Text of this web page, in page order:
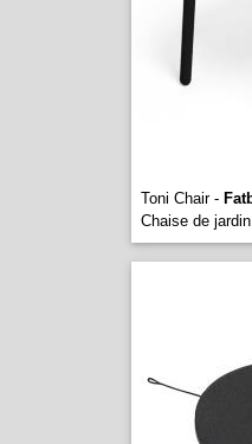
Toni Chair -
Chaise de jardin